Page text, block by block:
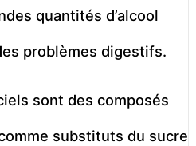
quantités d’alcool
problèmes digestifs.
sont des composés
substituts du sucre